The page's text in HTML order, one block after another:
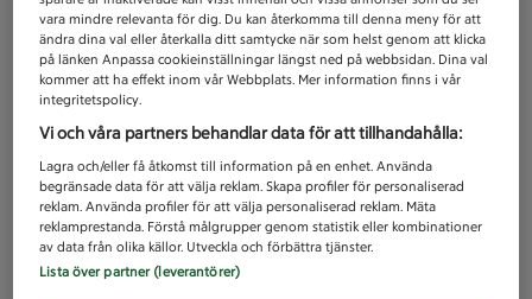
vara mindre relevanta för dig. Du kan återkomma till denna meny för att
ändra dina val eller återkalla ditt samtycke när som helst genom att klicka
på länken Anpassa cookieinställningar längst ned på webbsidan. Dina val
kommer att ha effekt inom vår Webbplats. Mer information finns i vår
integritetspolicy.
Vi och våra partners behandlar data för att tillhandahålla:
Lagra och/eller få åtkomst till information på en enhet. Använda
begränsade data för att välja reklam. Skapa profiler för personaliserad
reklam. Använda profiler för att välja personaliserad reklam. Mäta
reklamprestanda. Förstå målgrupper genom statistik eller kombinationer
av data från olika källor. Utveckla och förbättra tjänster.
Lista över partner (leverantörer)